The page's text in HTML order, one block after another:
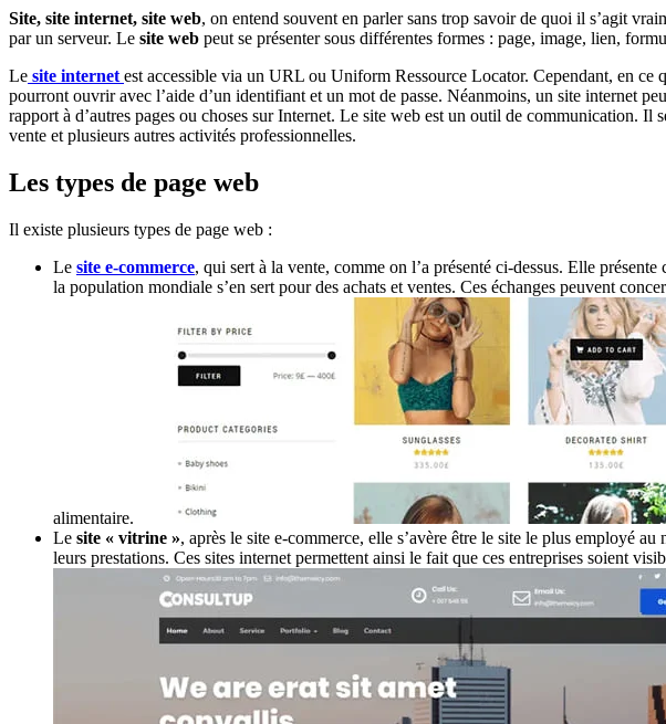
Site, site internet, site web, on entend souvent en parler sans trop savoir de quoi il s’agit
par un serveur. Le site web peut se présenter sous différentes formes : page, image, lien,
Le site internet est accessible via un URL ou Uniform Ressource Locator. Cependant, en ce
pourront ouvrir avec l’aide d’un identifiant et un mot de passe. Néanmoins, un site internet
rapport à d’autres pages ou choses sur Internet. Le site web est un outil de communication.
vente et plusieurs autres activités professionnelles.
Les types de page web
Il existe plusieurs types de page web :
Le site e-commerce, qui sert à la vente, comme on l’a présenté ci-dessus. Elle
la population mondiale s’en sert pour des achats et ventes. Ces échanges peuvent
alimentaire.
Le site « vitrine », après le site e-commerce, elle s’avère être le site le plus employé
leurs prestations. Ces sites internet permettent ainsi le fait que ces entreprises soient